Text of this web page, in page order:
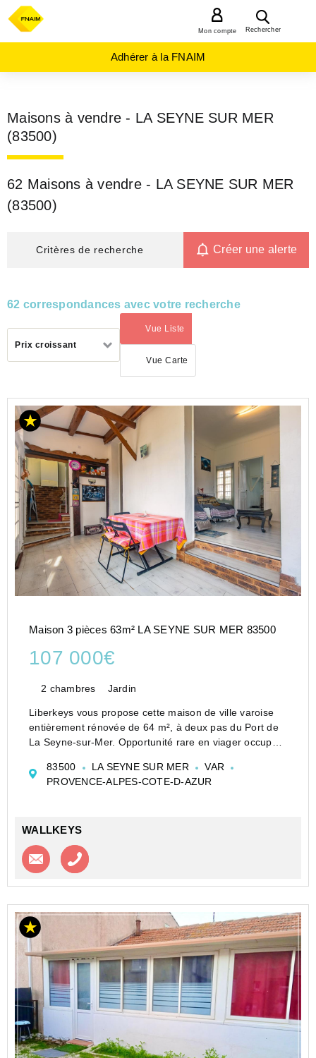
Rechercher
Mon compte
Adhérer à la FNAIM
Maisons à vendre - LA SEYNE SUR MER
(83500)
62 Maisons à vendre - LA SEYNE SUR MER
(83500)
Critères de recherche Créer une alerte
62 correspondances avec votre recherche
Prix croissant
Vue Liste
(activé)
Vue Carte
ACHAT
MAISON
PROVENCE-
ALPES-
COTE-D-
AZUR
VAR
(83)
SEYNE
SUR
MER
(83500)
Maison 3 pièces 63m² LA SEYNE SUR MER 83500
107 000€
2 chambres Jardin
Liberkeys vous propose cette maison de ville varoise
entièrement rénovée de 64 m², à deux pas du Port de
La Seyne-sur-Mer. Opportunité rare en viager occupé
Calcul viager :
oValeur vénale libre estimée : 240 000 € <...
83500 LA SEYNE SUR MER
VAR
PROVENCE-ALPES-COTE-D-AZUR
WALLKEYS
Contacter l'agence